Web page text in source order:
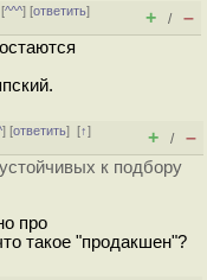
^^^] [ответить]
+ / –
] [ответить][↑]
+ / –
к подбору
про
такое "продакшен"?